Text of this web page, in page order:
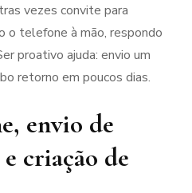
vezes convite para
o telefone à mão, respondo
proativo ajuda: envio um
retorno em poucos dias.
envio de
criação de